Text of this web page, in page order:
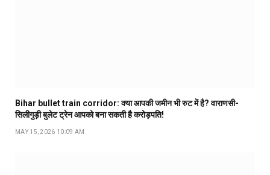
Bihar bullet train corridor: क्या आपकी जमीन भी रुट में है? वाराणसी-
सिलीगुड़ी बुलेट ट्रेन आपको बना सकती है करोड़पति!
MAY 15, 2026 10:09 AM